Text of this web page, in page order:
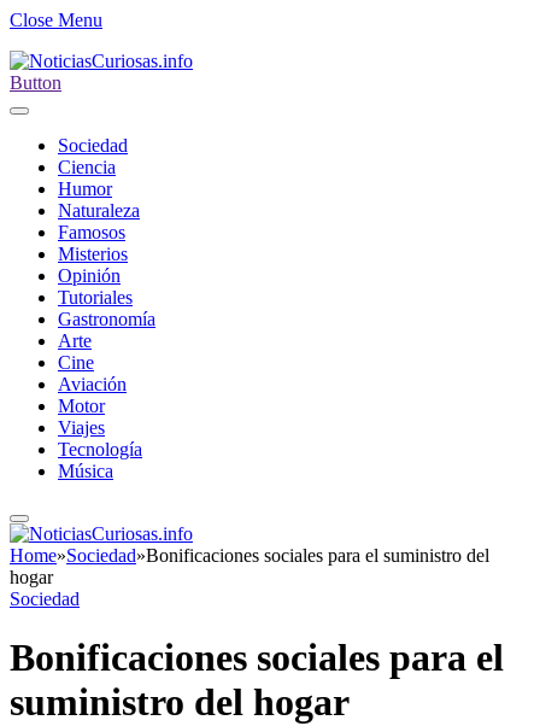
Close Menu
Button
Sociedad
Ciencia
Humor
Naturaleza
Famosos
Misterios
Opinión
Tutoriales
Gastronomía
Arte
Cine
Aviación
Motor
Viajes
Tecnología
Música
Home»Sociedad»Bonificaciones sociales para el suministro del
hogar
Sociedad
Bonificaciones sociales para el
suministro del hogar